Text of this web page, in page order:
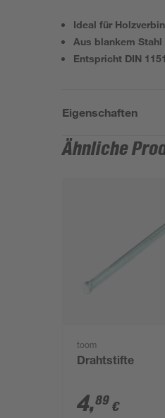
Ideal für
Aus blankem Stahl
Entspricht DIN
Eigenschaften
Ähnliche
toom
Drahtstifte
4,89 €